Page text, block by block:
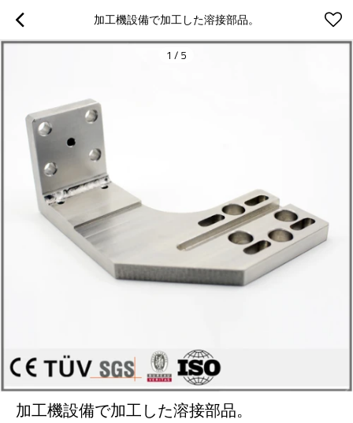
加工機設備で加工した溶接部品。
1 / 5
加工機設備で加工した溶接部品。